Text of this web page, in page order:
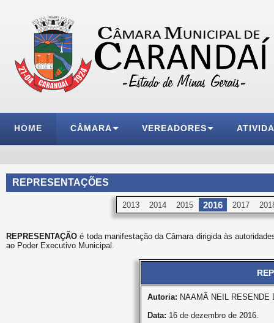
HOME CÂMARA VEREADORES
REPRESENTAÇÕES
2013 2014 2015 2016 2017
REPRESENTAÇÃO é toda manifestação da Câmara dirigida às
ao Poder Executivo Municipal.
Autoria: NAAMÃ NEIL RESENDE
Data: 16 de dezembro de 2016.